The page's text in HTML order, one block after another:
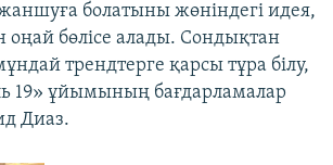
болатыны жөніндегі идея,
оңай бөлісе алады. Сондықтан
трендтерге қарсы тұра білу,
19» ұйымының бағдарламалар
Диаз.